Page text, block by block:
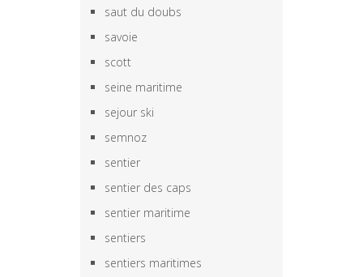
saut du doubs
savoie
scott
seine maritime
sejour ski
semnoz
sentier
sentier des caps
sentier maritime
sentiers
sentiers maritimes